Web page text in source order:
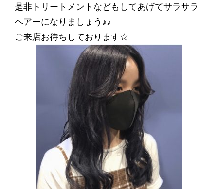
是非トリートメントなどもしてあげてサラサラ
ヘアーになりましょう♪♪
ご来店お待ちしております☆